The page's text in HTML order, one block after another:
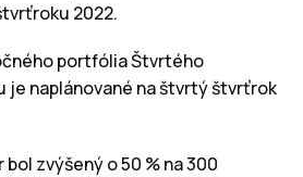
2022.
portfólia Štvrtého
je naplánované na štvrtý štvrťrok
zvýšený o 50 % na 300